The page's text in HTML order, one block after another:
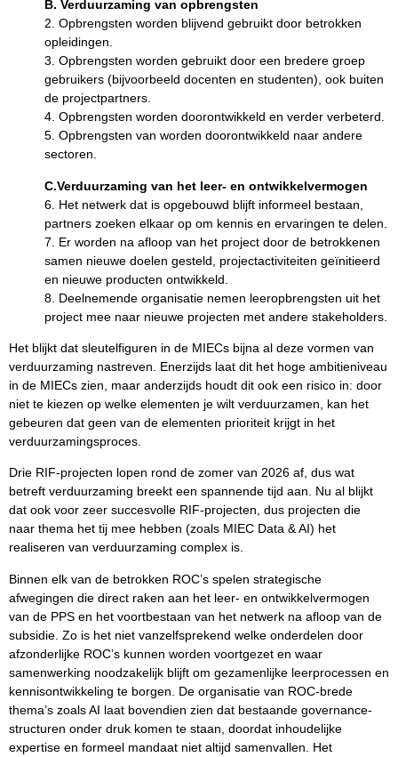
B. Verduurzaming van opbrengsten
2. Opbrengsten worden blijvend gebruikt door betrokken
opleidingen.
3. Opbrengsten worden gebruikt door een bredere groep
gebruikers (bijvoorbeeld docenten en studenten), ook buiten
de projectpartners.
4. Opbrengsten worden doorontwikkeld en verder verbeterd.
5. Opbrengsten van worden doorontwikkeld naar andere
sectoren.
C.Verduurzaming van het leer- en ontwikkelvermogen
6. Het netwerk dat is opgebouwd blijft informeel bestaan,
partners zoeken elkaar op om kennis en ervaringen te delen.
7. Er worden na afloop van het project door de betrokkenen
samen nieuwe doelen gesteld, projectactiviteiten geïnitieerd
en nieuwe producten ontwikkeld.
8. Deelnemende organisatie nemen leeropbrengsten uit het
project mee naar nieuwe projecten met andere stakeholders.
Het blijkt dat sleutelfiguren in de MIECs bijna al deze vormen van
verduurzaming nastreven. Enerzijds laat dit het hoge ambitieniveau
in de MIECs zien, maar anderzijds houdt dit ook een risico in: door
niet te kiezen op welke elementen je wilt verduurzamen, kan het
gebeuren dat geen van de elementen prioriteit krijgt in het
verduurzamingsproces.
Drie RIF-projecten lopen rond de zomer van 2026 af, dus wat
betreft verduurzaming breekt een spannende tijd aan. Nu al blijkt
dat ook voor zeer succesvolle RIF-projecten, dus projecten die
naar thema het tij mee hebben (zoals MIEC Data & AI) het
realiseren van verduurzaming complex is.
Binnen elk van de betrokken ROC’s spelen strategische
afwegingen die direct raken aan het leer- en ontwikkelvermogen
van de PPS en het voortbestaan van het netwerk na afloop van de
subsidie. Zo is het niet vanzelfsprekend welke onderdelen door
afzonderlijke ROC’s kunnen worden voortgezet en waar
samenwerking noodzakelijk blijft om gezamenlijke leerprocessen en
kennisontwikkeling te borgen. De organisatie van ROC-brede
thema’s zoals AI laat bovendien zien dat bestaande governance-
structuren onder druk komen te staan, doordat inhoudelijke
expertise en formeel mandaat niet altijd samenvallen. Het